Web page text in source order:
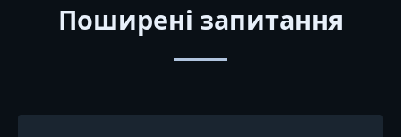
Поширені запитання